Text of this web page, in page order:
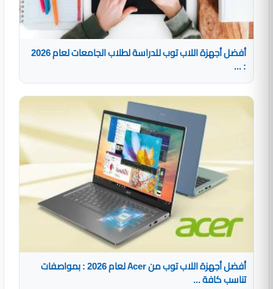
أفضل أجهزة اللاب توب للدراسة لطلاب الجامعات لعام 2026
: ...
أفضل أجهزة اللاب توب من Acer لعام 2026 : بمواصفات
تناسب كافة ...